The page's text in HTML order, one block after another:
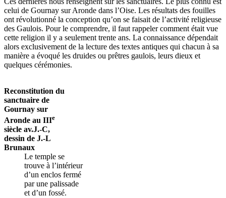
celui de Gournay sur Aronde dans l’Oise. Les résultats des fouilles
ont révolutionné la conception qu’on se faisait de l’activité religieuse
des Gaulois. Pour le comprendre, il faut rappeler comment était vue
cette religion il y a seulement trente ans. La connaissance dépendait
alors exclusivement de la lecture des textes antiques qui chacun à sa
manière a évoqué les druides ou prêtres gaulois, leurs dieux et
quelques cérémonies.
Reconstitution du
sanctuaire de
Gournay sur
Aronde au IIIe
siècle av.J.-C,
dessin de J.-L
Brunaux
Le temple se
trouve à l’intérieur
d’un enclos fermé
par une palissade
et d’un fossé.